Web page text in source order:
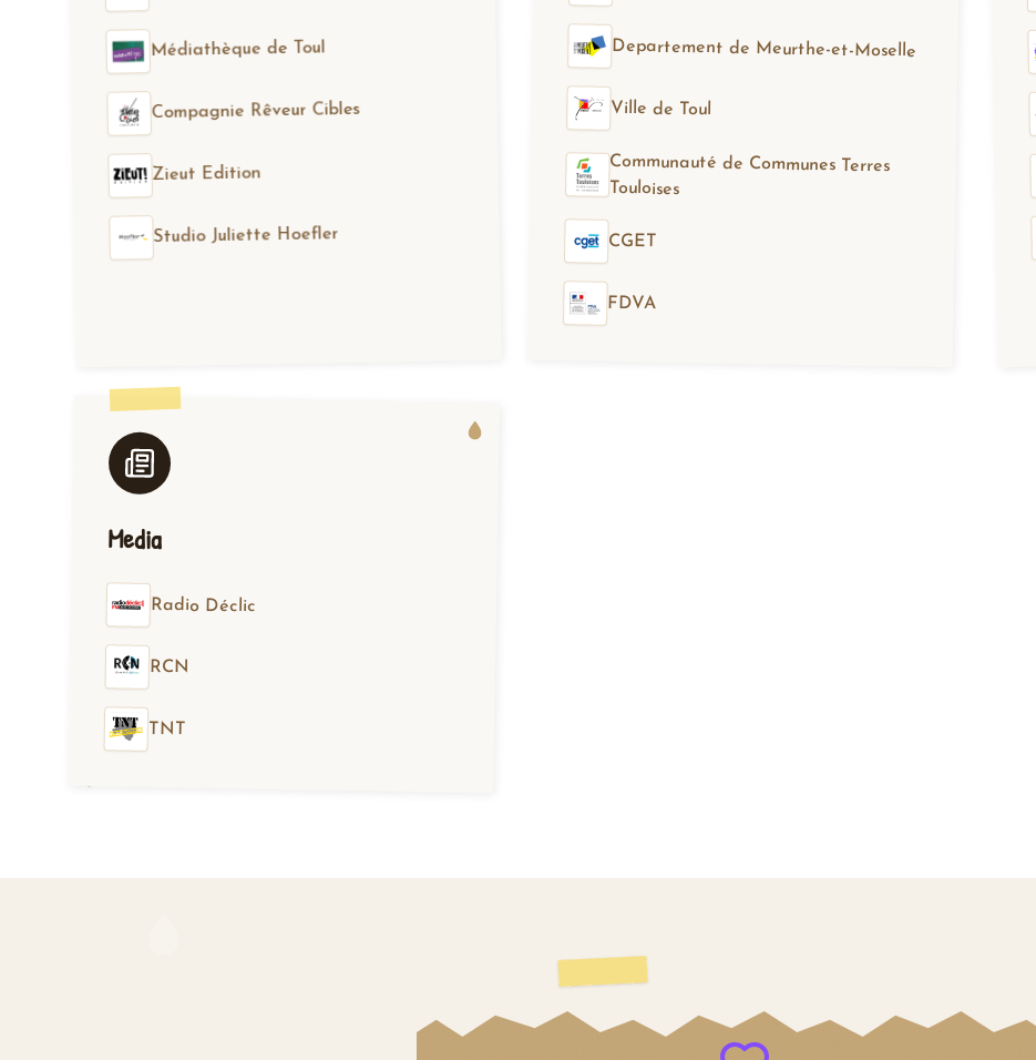
Médiathèque de Toul
Compagnie Rêveur Cibles
Zieut Edition
Studio Juliette Hoefler
Departement de Meurthe-et-Moselle
Ville de Toul
Communauté de Communes Terres
Touloises
CGET
FDVA
Media
Radio Déclic
RCN
TNT